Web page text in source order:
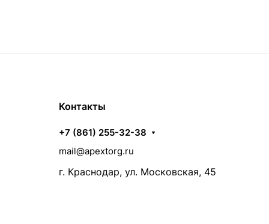
Контакты
+7 (861) 255-32-38
mail@apextorg.ru
г. Краснодар, ул. Московская, 45